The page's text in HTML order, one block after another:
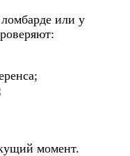
или у
момент.